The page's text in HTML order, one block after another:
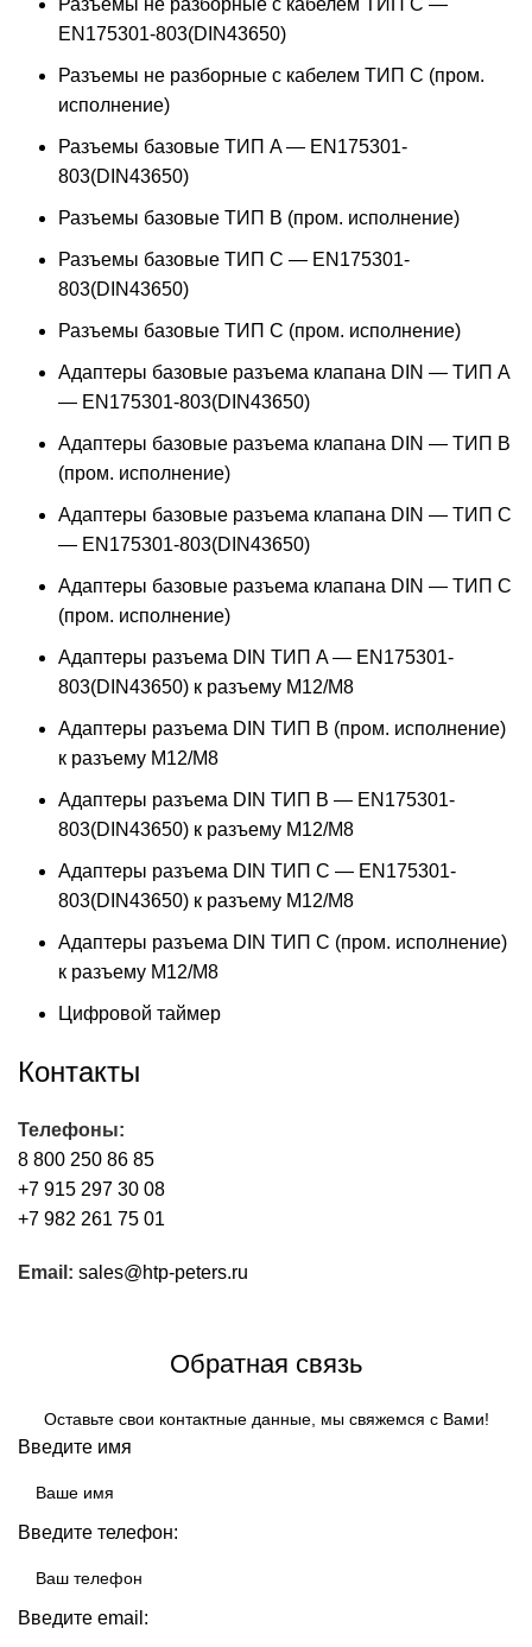
Разъемы не разборные с кабелем ТИП C —
EN175301-803(DIN43650)
Разъемы не разборные с кабелем ТИП C (пром.
исполнение)
Разъемы базовые ТИП A — EN175301-
803(DIN43650)
Разъемы базовые ТИП В (пром. исполнение)
Разъемы базовые ТИП C — EN175301-
803(DIN43650)
Разъемы базовые ТИП C (пром. исполнение)
Адаптеры базовые разъема клапана DIN — ТИП A
— EN175301-803(DIN43650)
Адаптеры базовые разъема клапана DIN — ТИП B
(пром. исполнение)
Адаптеры базовые разъема клапана DIN — ТИП C
— EN175301-803(DIN43650)
Адаптеры базовые разъема клапана DIN — ТИП C
(пром. исполнение)
Адаптеры разъема DIN ТИП A — EN175301-
803(DIN43650) к разъему M12/M8
Адаптеры разъема DIN ТИП B (пром. исполнение)
к разъему M12/M8
Адаптеры разъема DIN ТИП B — EN175301-
803(DIN43650) к разъему M12/M8
Адаптеры разъема DIN ТИП C — EN175301-
803(DIN43650) к разъему M12/M8
Адаптеры разъема DIN ТИП C (пром. исполнение)
к разъему M12/M8
Цифровой таймер
Контакты
Телефоны:
8 800 250 86 85
+7 915 297 30 08
+7 982 261 75 01
Email: sales@htp-peters.ru
Обратная связь
Оставьте свои контактные данные, мы свяжемся с Вами!
Введите имя
Введите телефон:
Введите email: